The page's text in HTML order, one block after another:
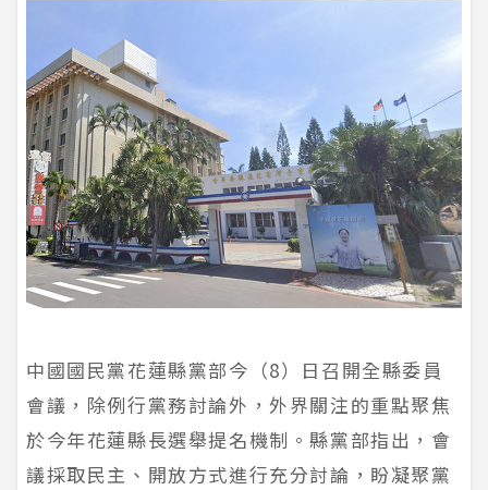
中國國民黨花蓮縣黨部今（8）日召開全縣委員
會議，除例行黨務討論外，外界關注的重點聚焦
於今年花蓮縣長選舉提名機制。縣黨部指出，會
議採取民主、開放方式進行充分討論，盼凝聚黨